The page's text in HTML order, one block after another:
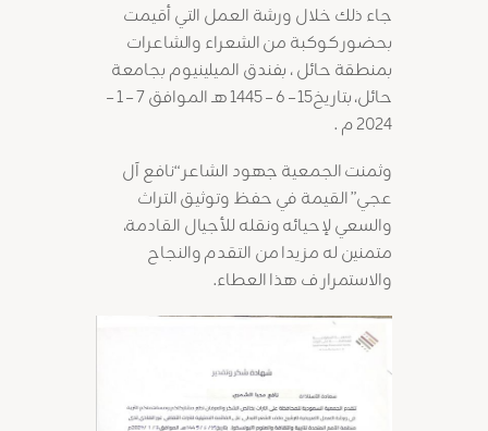
جاء ذلك خلال ورشة العمل التي أقيمت
بحضور كوكبة من الشعراء والشاعرات
بمنطقة حائل ، بفندق الميلينيوم بجامعة
حائل، بتاريخ15 – 6 – 1445 هـ الموافق 7 – 1 –
2024 م .
وثمنت الجمعية جهود الشاعر “نافع آل
عجي” القيمة في حفظ وتوثيق التراث
والسعي لإحيائه ونقله للأجيال القادمة،
متمنين له مزيدا من التقدم والنجاح
والاستمرار ف هذا العطاء.